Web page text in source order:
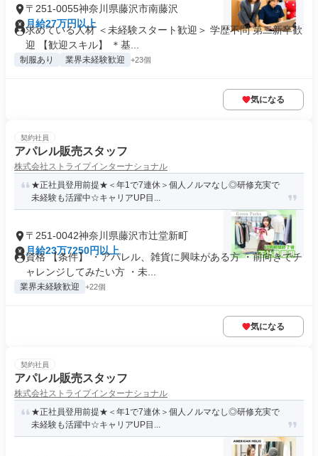
〒251-0055神奈川県藤沢市南藤沢
月給27万円以上
求めている人材 ＜未経験スタート歓迎＞ 学歴不問 第二新卒歓
迎 【歓迎スキル】 ＊基...
制服あり 業界未経験歓迎 +23個
気になる
契約社員
アパレル販売スタッフ
株式会社ストライプインターナショナル
★正社員登用前提★＜年1で7連休＞個人ノルマなし◎研修充実で
未経験も活躍中☆キャリアUP目...
〒251-0042神奈川県藤沢市辻堂新町
月給23万7250円以上
資格 【条件】 ・アパレル、雑貨に興味がある方 ・前向きでチ
ャレンジしてみたい方 ・未...
業界未経験歓迎 +22個
気になる
契約社員
アパレル販売スタッフ
株式会社ストライプインターナショナル
★正社員登用前提★＜年1で7連休＞個人ノルマなし◎研修充実で
未経験も活躍中☆キャリアUP目...